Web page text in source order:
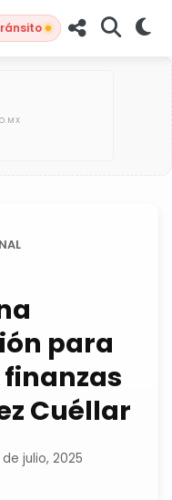
para
Cuéllar
julio, 2025